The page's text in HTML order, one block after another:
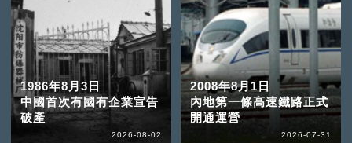
1986年8月3日
中國首次有國有企業宣告
破產
2026-08-02
2008年8月1日
內地第一條高速鐵路正式
開通運營
2026-07-31